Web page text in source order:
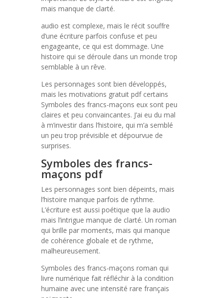
mais manque de clarté.
audio est complexe, mais le récit souffre
d’une écriture parfois confuse et peu
engageante, ce qui est dommage. Une
histoire qui se déroule dans un monde trop
semblable à un rêve.
Les personnages sont bien développés,
mais les motivations gratuit pdf certains
Symboles des francs-maçons eux sont peu
claires et peu convaincantes. J’ai eu du mal
à m’investir dans l’histoire, qui m’a semblé
un peu trop prévisible et dépourvue de
surprises.
Symboles des francs-
maçons pdf
Les personnages sont bien dépeints, mais
l’histoire manque parfois de rythme.
L’écriture est aussi poétique que la audio
mais l’intrigue manque de clarté. Un roman
qui brille par moments, mais qui manque
de cohérence globale et de rythme,
malheureusement.
Symboles des francs-maçons roman qui
livre numérique fait réfléchir à la condition
humaine avec une intensité rare français